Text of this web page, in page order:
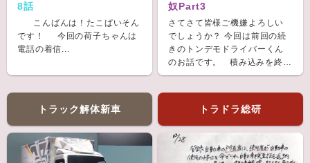
8話
こんばんは！たこぱいそん
です！ 今回の荷子ちゃんは
電話の着信...
奴Part3
さてさて皆様ご機嫌よろしい
でしょうか？ 今回は前回の続
きのトンデモドライバーくん
のお話です。 積み込みを終
え、ホッと...
トラック解体新車 トラドラ総研